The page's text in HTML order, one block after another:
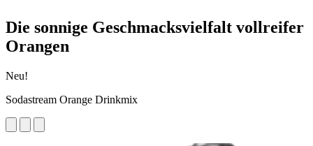
Die sonnige Geschmacksvielfalt vollreifer
Orangen
Neu!
Sodastream Orange Drinkmix